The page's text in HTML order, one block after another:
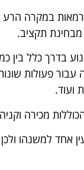
במקרה הרע
מבחינת תקציב.
עבור פעולות
ועוד.
מכירה
אחד למשנהו